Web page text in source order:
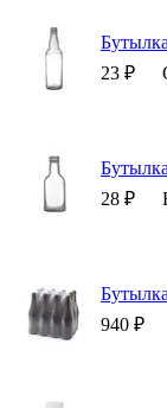
23 ₽
28 ₽
940 ₽